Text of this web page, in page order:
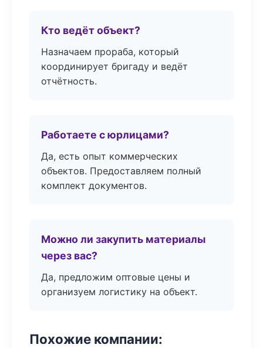
Кто ведёт объект?
Назначаем прораба, который
координирует бригаду и ведёт
отчётность.
Работаете с юрлицами?
Да, есть опыт коммерческих
объектов. Предоставляем полный
комплект документов.
Можно ли закупить материалы
через вас?
Да, предложим оптовые цены и
организуем логистику на объект.
Похожие компании: